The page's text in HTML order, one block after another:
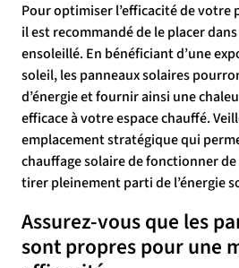
Pour optimiser l’efficacité de votre
il est recommandé de le placer
ensoleillé. En bénéficiant d’une
soleil, les panneaux solaires
d’énergie et fournir ainsi une
efficace à votre espace chauffé.
emplacement stratégique qui
chauffage solaire de fonctionner
tirer pleinement parti de l’énergie
Assurez-vous que les
sont propres pour une